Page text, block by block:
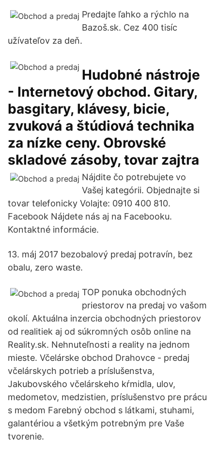
Predajte ľahko a rýchlo na
Bazoš.sk. Cez 400 tisíc
užívateľov za deň.
Hudobné nástroje
- Internetový obchod. Gitary,
basgitary, klávesy, bicie,
zvuková a štúdiová technika
za nízke ceny. Obrovské
skladové zásoby, tovar zajtra
Nájdite čo potrebujete vo
Vašej kategórii. Objednajte si
tovar telefonicky Volajte: 0910 400 810.
Facebook Nájdete nás aj na Facebooku.
Kontaktné informácie.
13. máj 2017 bezobalový predaj potravín, bez
obalu, zero waste.
TOP ponuka obchodných
priestorov na predaj vo vašom
okolí. Aktuálna inzercia obchodných priestorov
od realitiek aj od súkromných osôb online na
Reality.sk. Nehnuteľnosti a reality na jednom
mieste. Včelárske obchod Drahovce - predaj
včelárskych potrieb a príslušenstva,
Jakubovského včelárskeho kŕmidla, ulov,
medometov, medzistien, príslušenstvo pre prácu
s medom Farebný obchod s látkami, stuhami,
galantériou a všetkým potrebným pre Vaše
tvorenie.